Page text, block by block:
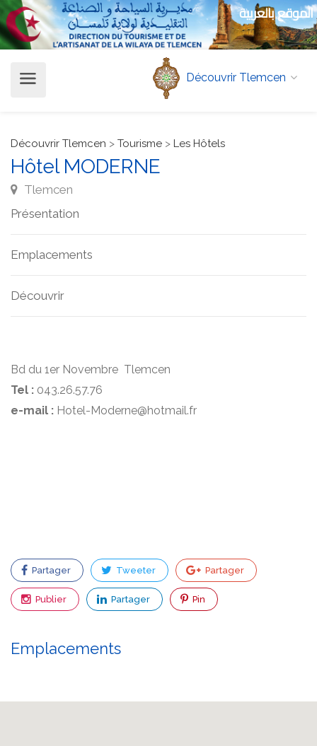
الموقع بالعربية
Découvrir Tlemcen
Découvrir Tlemcen > Tourisme > Les Hôtels
Hôtel MODERNE
Tlemcen
Présentation
Emplacements
Découvrir
Bd du 1er Novembre Tlemcen
Tel : 043.26.57.76
e-mail : Hotel-Moderne@hotmail.fr
Partager Tweeter Partager
Publier Partager Pin
Emplacements